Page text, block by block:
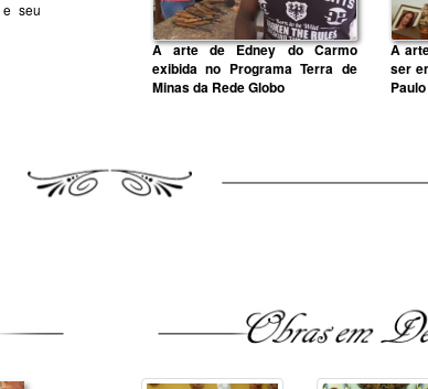
seu
A arte de Edney do Carmo
exibida no Programa Terra de
Minas da Rede Globo
A
ser
Paulo